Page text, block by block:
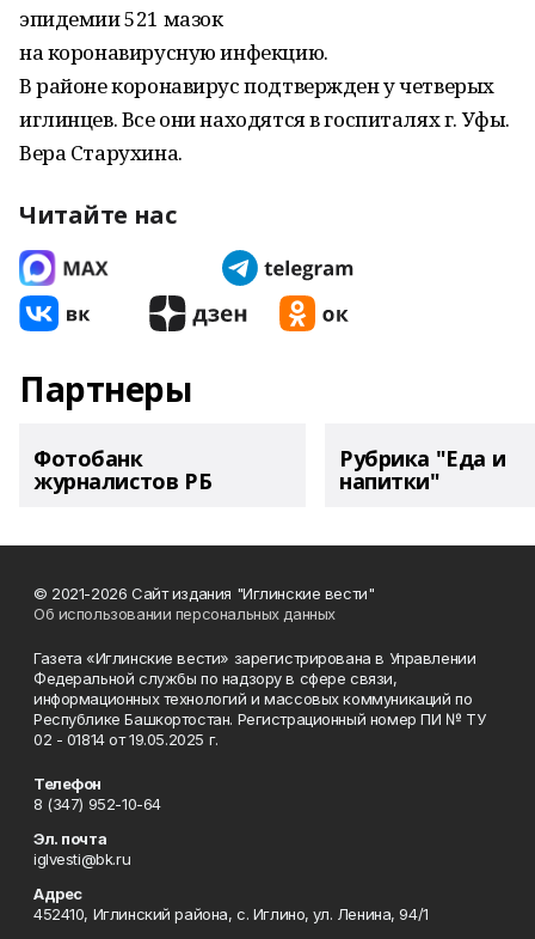
эпидемии 521 мазок
на коронавирусную инфекцию.
В районе коронавирус подтвержден у четверых
иглинцев. Все они находятся в госпиталях г. Уфы.
Вера Старухина.
Читайте нас
Партнеры
Фотобанк
журналистов РБ
Рубрика "Еда и
напитки"
© 2021-2026 Сайт издания "Иглинские вести"
Об использовании персональных данных
Газета «Иглинские вести» зарегистрирована в Управлении
Федеральной службы по надзору в сфере связи,
информационных технологий и массовых коммуникаций по
Республике Башкортостан. Регистрационный номер ПИ № ТУ
02 - 01814 от 19.05.2025 г.
Телефон
8 (347) 952-10-64
Эл. почта
iglvesti@bk.ru
Адрес
452410, Иглинский района, с. Иглино, ул. Ленина, 94/1